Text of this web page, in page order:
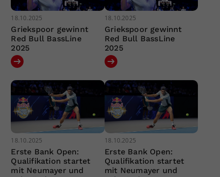
18.10.2025
Griekspoor gewinnt
Red Bull BassLine
2025
18.10.2025
Griekspoor gewinnt
Red Bull BassLine
2025
18.10.2025
Erste Bank Open:
Qualifikation startet
mit Neumayer und
18.10.2025
Erste Bank Open:
Qualifikation startet
mit Neumayer und